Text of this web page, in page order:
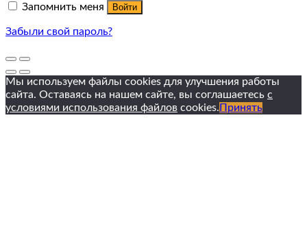
Запомнить меня Войти
Забыли свой пароль?
Мы используем файлы cookies для улучшения работы
сайта. Оставаясь на нашем сайте, вы соглашаетесь с
условиями использования файлов cookies. Принять